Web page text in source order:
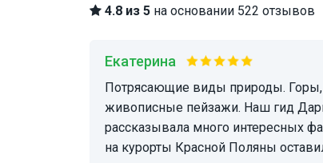
4.8 из 5 на основании 522 отзывов
Екатерина
Потрясающие виды природы. Горы, покрытые снегом, чистый горный воздух и
живописные пейзажи. Наш гид
рассказывала много интересных
на курорты Красной Поляны